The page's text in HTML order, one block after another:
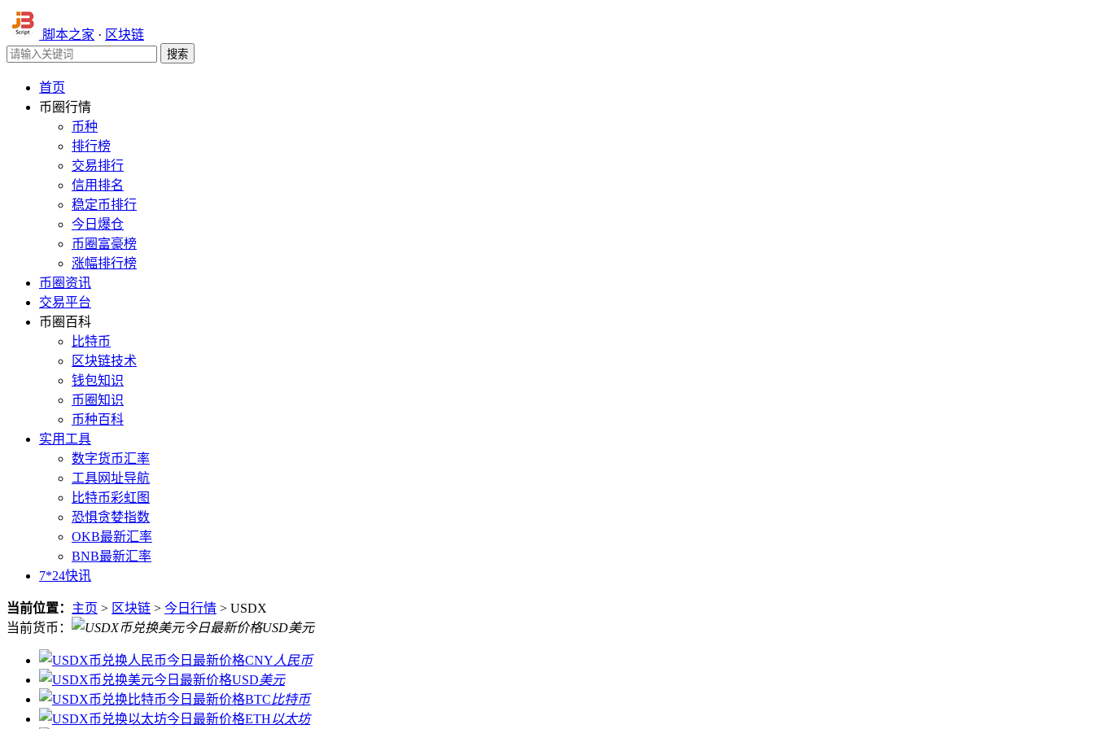
脚本之家 · 区块链
首页
币圈行情
币种
排行榜
交易排行
信用排名
稳定币排行
今日爆仓
币圈富豪榜
涨幅排行榜
币圈资讯
交易平台
币圈百科
比特币
区块链技术
钱包知识
币圈知识
币种百科
实用工具
数字货币汇率
工具网址导航
比特币彩虹图
恐惧贪婪指数
OKB最新汇率
BNB最新汇率
7*24快讯
当前位置： 主页 > 区块链 > 今日行情 > USDX
当前货币：
USD美元
CNY 人民币
USD美元
BTC比特币
ETH以太坊